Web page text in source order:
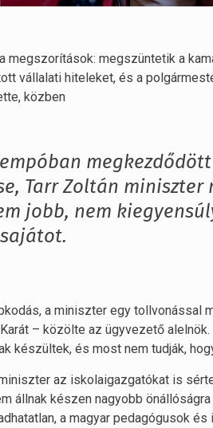
megszorítások: megszüntetik a
vállalati hiteleket, és a
közben
Tarr Zoltán
jobb, nem
a miniszter egy tollvonással
– közölte az ügyvezető
készültek, és most nem tudják,
az iskolaigazgatókat is
állnak készen nagyobb
a magyar pedagógusok